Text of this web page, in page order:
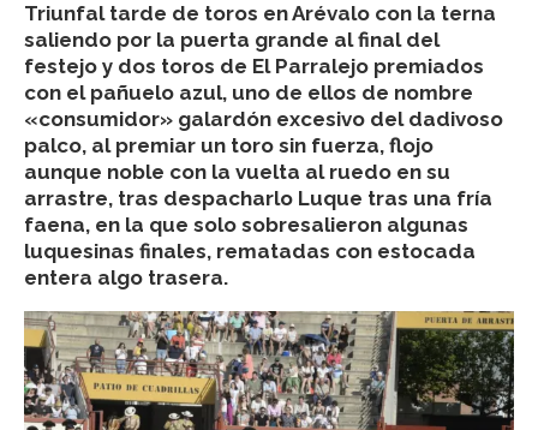
Triunfal tarde de toros en Arévalo con la terna
saliendo por la puerta grande al final del
festejo y dos toros de El Parralejo premiados
con el pañuelo azul, uno de ellos de nombre
«consumidor» galardón excesivo del dadivoso
palco, al premiar un toro sin fuerza, flojo
aunque noble con la vuelta al ruedo en su
arrastre, tras despacharlo Luque tras una fría
faena, en la que solo sobresalieron algunas
luquesinas finales, rematadas con estocada
entera algo trasera.